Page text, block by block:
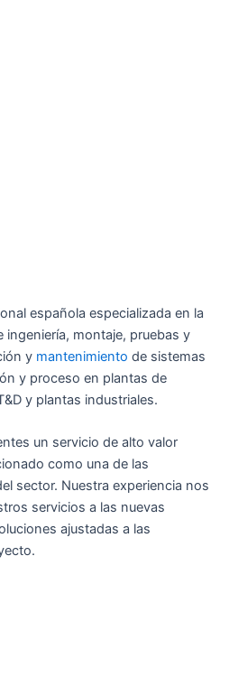
española especializada en la
ingeniería, montaje, pruebas y
y mantenimiento de sistemas
y proceso en plantas de
y plantas industriales.
un servicio de alto valor
como una de las
sector. Nuestra experiencia nos
servicios a las nuevas
ajustadas a las